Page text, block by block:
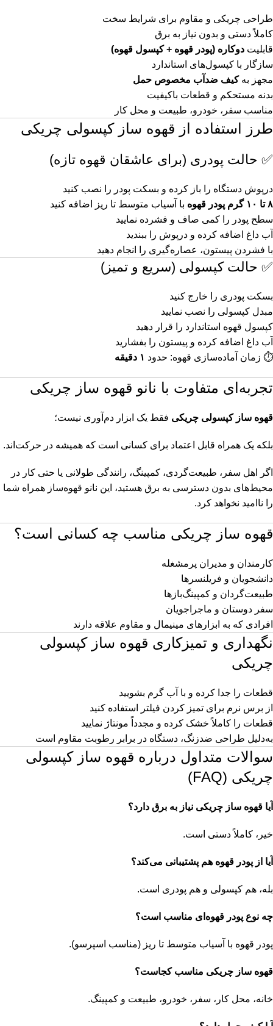
طراحی چریکی و مقاوم برای شرایط سخت
کاملاً دستی و بدون نیاز به برق
قابلیت دوکاره (پودر قهوه + کپسول قهوه)
سازگار با کپسول‌های استاندارد
مجهز بهکیف ضدآب مخصوص حمل
بدنه مستحکم و قطعات باکیفیت
مناسب سفر، خودرو، طبیعت و محل کار
طرز استفاده از قهوه ساز کپسولی چریکی
✅ حالت پودری (برای عاشقان قهوه تازه)
درپوش دستگاه را باز کرده و بسکت پودر را نصب کنید
۸ تا ۱۰ گرم پودر قهوه
با آسیاب متوسط تا ریز اضافه کنید
سطح پودر را کمی صاف و فشرده نمایید
آب داغ اضافه کرده و درپوش را ببندید
با فشردن پیستون، عصاره‌گیری را انجام دهید
✅ حالت کپسولی (سریع و تمیز)
بسکت پودری را خارج کنید
مبدل کپسولی را نصب نمایید
کپسول قهوه استاندارد را قرار دهید
آب داغ اضافه کرده و پیستون را بفشارید
⏱️ زمان آماده‌سازی قهوه: حدود ۱ دقیقه
تجربه‌ای متفاوت با نانو قهوه ساز چریکی
قهوه ساز کپسولی چریکی فقط یک ابزار دم‌آوری نیست؛
بلکه یک همراه قابل اعتماد برای کسانی است که همیشه در حرکت‌اند.
اگر اهل سفر، طبیعت‌گردی، کمپینگ، رانندگی طولانی یا حتی کار در
محیط‌های بدون دسترسی به برق هستید، این نانو قهوه‌ساز همراه شما
را ناامید نخواهد کرد.
قهوه ساز چریکی مناسب چه کسانی است؟
کارمندان و مدیران پرمشغله
دانشجویان و فریلنسرها
طبیعت‌گردان و کمپینگ‌بازها
سفر دوستان و ماجراجویان
افرادی که به ابزارهای مینیمال و مقاوم علاقه دارند
نگهداری و تمیزکاری قهوه ساز کپسولی
چریکی
قطعات را جدا کرده و با آب گرم بشویید
از برس نرم برای تمیز کردن فیلتر استفاده کنید
قطعات را کاملاً خشک کرده و مجدداً مونتاژ نمایید
به‌دلیل طراحی ضدزنگ، دستگاه در برابر رطوبت مقاوم است
سوالات متداول درباره قهوه ساز کپسولی
چریکی (FAQ)
آیا قهوه ساز چریکی نیاز به برق دارد؟
خیر، کاملاً دستی است.
آیا از پودر قهوه هم پشتیبانی می‌کند؟
بله، هم کپسولی و هم پودری است.
چه نوع پودر قهوه‌ای مناسب است؟
پودر قهوه با آسیاب متوسط تا ریز (مناسب اسپرسو).
قهوه ساز چریکی مناسب کجاست؟
خانه، محل کار، سفر، خودرو، طبیعت و کمپینگ.